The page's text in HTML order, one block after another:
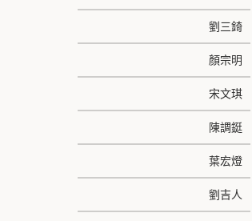
劉三錡
顏宗明
宋文琪
陳調鋌
葉宏燈
劉吉人